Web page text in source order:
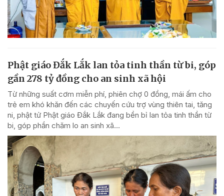
Phật giáo Đắk Lắk lan tỏa tinh thần từ bi, góp
gần 278 tỷ đồng cho an sinh xã hội
Từ những suất cơm miễn phí, phiên chợ 0 đồng, mái ấm cho
trẻ em khó khăn đến các chuyến cứu trợ vùng thiên tai, tăng
ni, phật tử Phật giáo Đắk Lắk đang bền bỉ lan tỏa tinh thần từ
bi, góp phần chăm lo an sinh xã...